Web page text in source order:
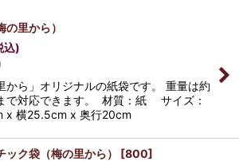
絞り込む
の里から）
込)
から」オリジナルの紙袋です。 重量は約
で対応できます。 材質：紙 サイズ：
x 横25.5cm x 奥行20cm
ック袋（梅の里から） [800]